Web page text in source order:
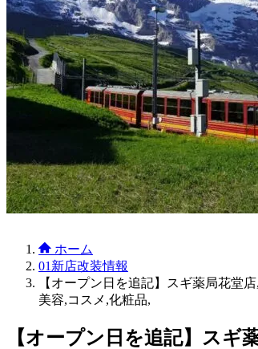
ホーム
01新店改装情報
【オープン日を追記】スギ薬局花堂
美容,コスメ,化粧品,
【オープン日を追記】スギ